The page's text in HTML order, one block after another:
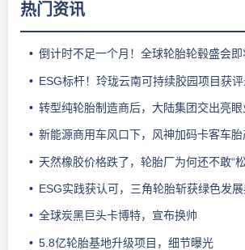
热门资讯
倒计时不足一个月！全球轮胎轮毂盛会即
ESG标杆！玲珑云南可持续胶园项目获
转型纯轮胎制造商后，大陆集团交出亮眼
新能源商用车风口下，风神加码卡客车胎
天然橡胶价格跌了，轮胎厂为何还不敢“松
ESG实践获认可，三角轮胎斩获绿色发
全球炭黑巨头卡博特，宣布换帅
5.8亿轮胎基地升级项目，细节曝光